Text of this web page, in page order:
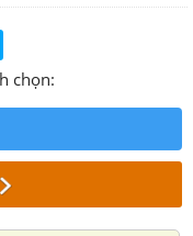
chọn: